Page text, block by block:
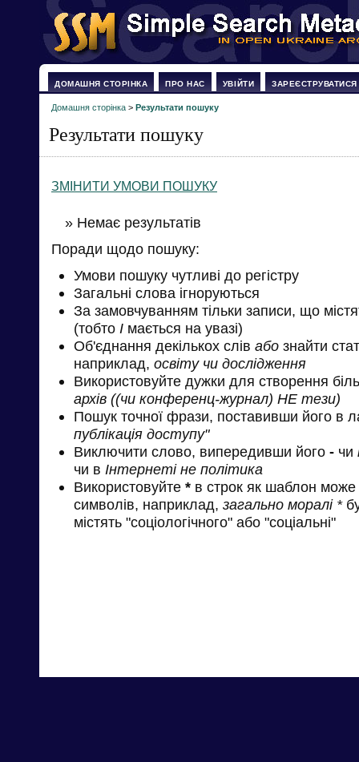
ДОМАШНЯ СТОРІНКА ПРО НАС УВІЙТИ ЗАРЕЄСТРУВАТИСЯ
Домашня сторінка > Результати пошуку
Результати пошуку
ЗМІНИТИ УМОВИ ПОШУКУ
» Немає результатів
Поради щодо пошуку:
Умови пошуку чутливі до регістру
Загальні слова ігноруються
За замовчуванням тільки записи, що
(тобто І мається на увазі)
Об'єднання декількох слів або знайти
наприклад, освіту чи дослідження
Використовуйте дужки для створення
архів ((чи конференц-журнал) НЕ тези)
Пошук точної фрази, поставивши його в
публікація доступу"
Виключити слово, випередивши його - чи
чи в Інтернеті не політика
Використовуйте * в строк як шаблон може
символів, наприклад, загально моралі *
містять "соціологічного" або "соціальні"